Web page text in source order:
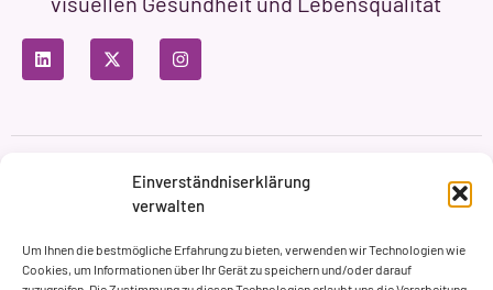
Einverständniserklärung
verwalten
Um Ihnen die bestmögliche Erfahrung zu bieten, verwenden wir Technologien wie
Cookies, um Informationen über Ihr Gerät zu speichern und/oder darauf
Datenschutzbestimmungen
Nutzungsbedingungen
Cookie-Richtlinie